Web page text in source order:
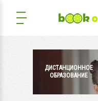
ДИСТАНЦИОННОЕ
ОБРАЗОВАНИЕ